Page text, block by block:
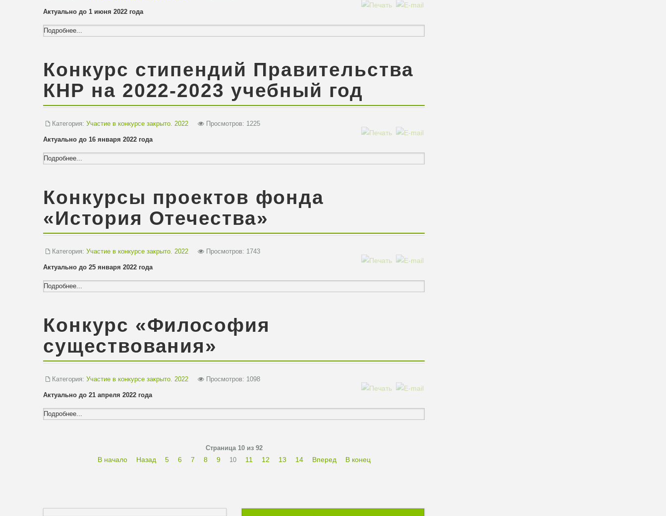
Актуально до 1 июня 2022 года
Подробнее...
Конкурс стипендий Правительства
КНР на 2022-2023 учебный год
Категория: Участие в конкурсе закрыто. 2022 Просмотров: 1225
Актуально до 16 января 2022 года
Подробнее...
Конкурсы проектов фонда
«История Отечества»
Категория: Участие в конкурсе закрыто. 2022 Просмотров: 1743
Актуально до 25 января 2022 года
Подробнее...
Конкурс «Философия
существования»
Категория: Участие в конкурсе закрыто. 2022 Просмотров: 1098
Актуально до 21 апреля 2022 года
Подробнее...
Страница 10 из 92
В начало Назад 5 6 7 8 9 10 11 12 13 14 Вперед В конец